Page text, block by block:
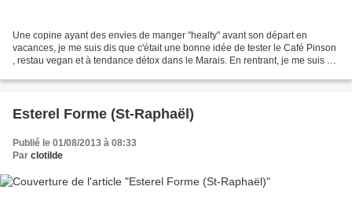
Une copine ayant des envies de manger "healty" avant son départ en
vacances, je me suis dis que c'était une bonne idée de tester le Café Pinson
, restau vegan et à tendance détox dans le Marais. En rentrant, je me suis dit
Esterel Forme (St-Raphaël)
Publié le 01/08/2013 à 08:33
Par clotilde